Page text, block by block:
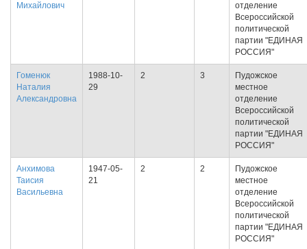
Михайлович
отделение
Всероссийской
политической
партии "ЕДИНАЯ
РОССИЯ"
Гоменюк
Наталия
Александровна
1988-10-
29
2 3
Пудожское
местное
отделение
Всероссийской
политической
партии "ЕДИНАЯ
РОССИЯ"
Анхимова
Таисия
Васильевна
1947-05-
21
2 2
Пудожское
местное
отделение
Всероссийской
политической
партии "ЕДИНАЯ
РОССИЯ"